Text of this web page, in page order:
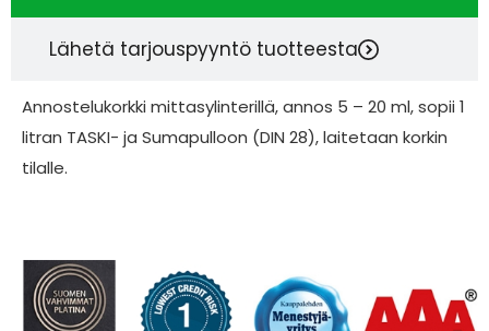
Lähetä tarjouspyyntö tuotteesta
Annostelukorkki mittasylinterillä, annos 5 – 20 ml, sopii 1
litran TASKI- ja Sumapulloon (DIN 28), laitetaan korkin
tilalle.